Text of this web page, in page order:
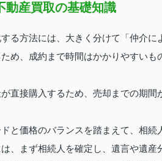
動産買取の基礎知識
る方法には、大きく分けて「仲介に
め、成約まで時間はかかりやすい
直接購入するため、売却までの期
と価格のバランスを踏まえて、相続
、まず相続人を確定し、遺言や遺産